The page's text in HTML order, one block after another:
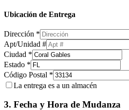
Ubicación de Entrega
Dirección *
Apt/Unidad #
Ciudad *
Estado *
Código Postal *
La entrega es a un almacén
3. Fecha y Hora de Mudanza